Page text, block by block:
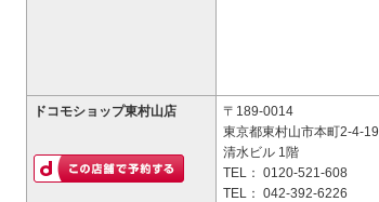
ドコモショップ東村山店
〒189-0014
東京都東村山市本町2-4-19
清水ビル 1階
TEL： 0120-521-608
TEL： 042-392-6226